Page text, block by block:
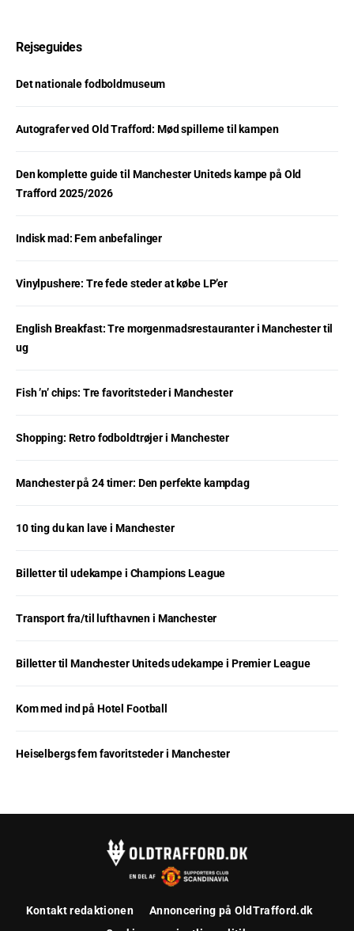
Rejseguides
Det nationale fodboldmuseum
Autografer ved Old Trafford: Mød spillerne til kampen
Den komplette guide til Manchester Uniteds kampe på Old
Trafford 2025/2026
Indisk mad: Fem anbefalinger
Vinylpushere: Tre fede steder at købe LP’er
English Breakfast: Tre morgenmadsrestauranter i Manchester til
ug
Fish ’n’ chips: Tre favoritsteder i Manchester
Shopping: Retro fodboldtrøjer i Manchester
Manchester på 24 timer: Den perfekte kampdag
10 ting du kan lave i Manchester
Billetter til udekampe i Champions League
Transport fra/til lufthavnen i Manchester
Billetter til Manchester Uniteds udekampe i Premier League
Kom med ind på Hotel Football
Heiselbergs fem favoritsteder i Manchester
Kontakt redaktionen
Annoncering på OldTrafford.dk